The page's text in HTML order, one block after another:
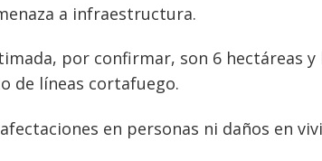
a infraestructura.
por confirmar, son 6 hectáreas
de líneas cortafuego.
en personas ni daños en